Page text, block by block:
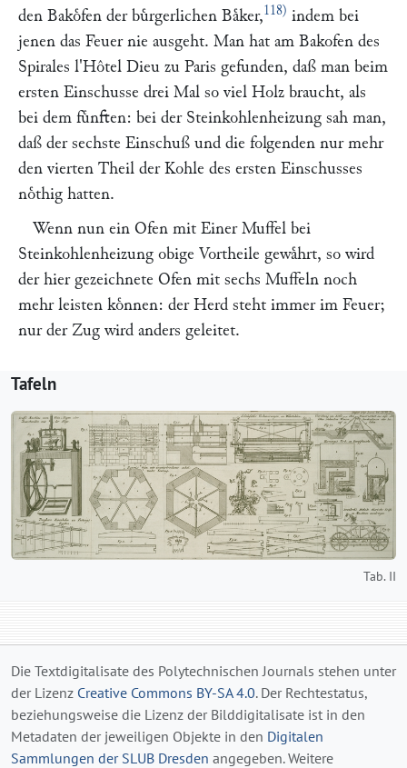
den Bakoͤfen der buͤrgerlichen Baͤker,118) indem bei
jenen das Feuer nie ausgeht. Man hat am Bakofen des
Spirales l'Hôtel Dieu zu Paris gefunden, daß man beim
ersten Einschusse drei Mal so viel Holz braucht, als
bei dem fuͤnften: bei der Steinkohlenheizung sah man,
daß der sechste Einschuß und die folgenden nur mehr
den vierten Theil der Kohle des ersten Einschusses
noͤthig hatten.
Wenn nun ein Ofen mit Einer Muffel bei
Steinkohlenheizung obige Vortheile gewaͤhrt, so wird
der hier gezeichnete Ofen mit sechs Muffeln noch
mehr leisten koͤnnen: der Herd steht immer im Feuer;
nur der Zug wird anders geleitet.
Tafeln
Tab. II
Die Textdigitalisate des Polytechnischen Journals stehen unter
der Lizenz Creative Commons BY-SA 4.0. Der Rechtestatus,
beziehungsweise die Lizenz der Bilddigitalisate ist in den
Metadaten der jeweiligen Objekte in den Digitalen
Sammlungen der SLUB Dresden angegeben. Weitere